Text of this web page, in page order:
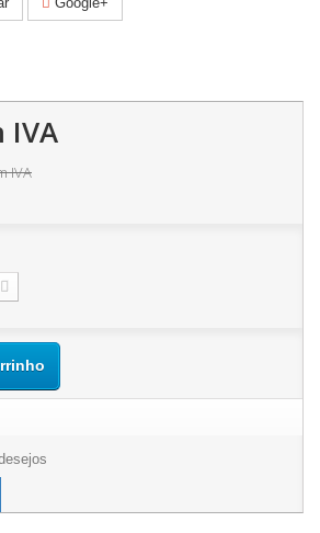
IVA
IVA